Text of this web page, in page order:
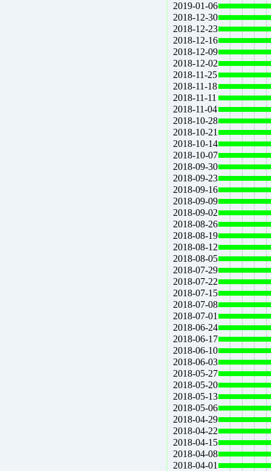
2019-01-06
2018-12-30
2018-12-23
2018-12-16
2018-12-09
2018-12-02
2018-11-25
2018-11-18
2018-11-11
2018-11-04
2018-10-28
2018-10-21
2018-10-14
2018-10-07
2018-09-30
2018-09-23
2018-09-16
2018-09-09
2018-09-02
2018-08-26
2018-08-19
2018-08-12
2018-08-05
2018-07-29
2018-07-22
2018-07-15
2018-07-08
2018-07-01
2018-06-24
2018-06-17
2018-06-10
2018-06-03
2018-05-27
2018-05-20
2018-05-13
2018-05-06
2018-04-29
2018-04-22
2018-04-15
2018-04-08
2018-04-01